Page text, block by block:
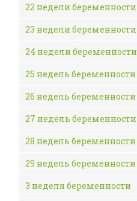
22 недели беременности
23 недели беременности
24 недели беременности
25 недель беременности
26 недель беременности
27 недель беременности
28 недель беременности
29 недель беременности
3 неделя беременности